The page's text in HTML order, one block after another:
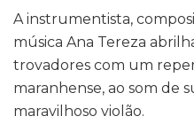
A instrumentista,
música Ana Tereza
trovadores com um
maranhense, ao som de
maravilhoso violão.